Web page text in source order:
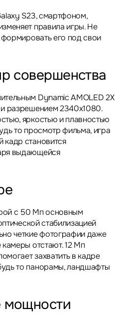
S23, смартфоном,
правила игры. Не
его под свои
совершенства
Dynamic AMOLED 2X
разрешением 2340x1080.
яркостью и плавностью
то просмотр фильма, игра
становится
выдающейся
с 50 Мп основным
стабилизацией
четкие фотографии даже
отстают. 12 Мп
захватить в кадре
то панорамы, ландшафты
мощности